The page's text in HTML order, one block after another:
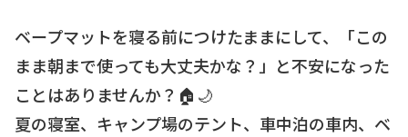
ベープマットを寝る前につけたままにして、「この
まま朝まで使っても大丈夫かな？」と不安になった
ことはありませんか？🏠🌙
夏の寝室、キャンプ場のテント、車中泊の車内、ベ